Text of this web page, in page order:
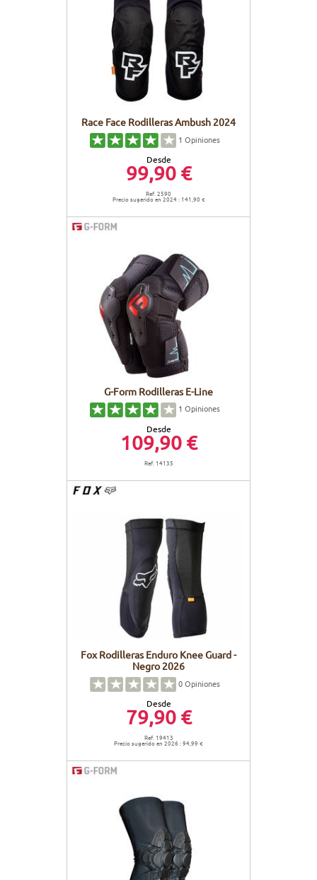
Race Face Rodilleras Ambush 2024
1 Opiniones
Desde
99,90 €
Ref. 2590
Precio sugerido en 2024 : 141,90 €
G-Form Rodilleras E-Line
1 Opiniones
Desde
109,90 €
Ref. 14135
Fox Rodilleras Enduro Knee Guard -
Negro 2026
0Opiniones
Desde
79,90 €
Ref. 19413
Precio sugerido en 2026 : 94,99 €